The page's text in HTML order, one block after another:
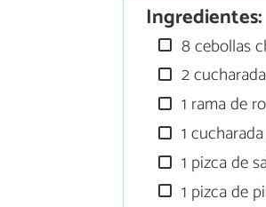
Ingredientes:
8 cebollas
2
1 rama de
1
1 pizca de
1 pizca de